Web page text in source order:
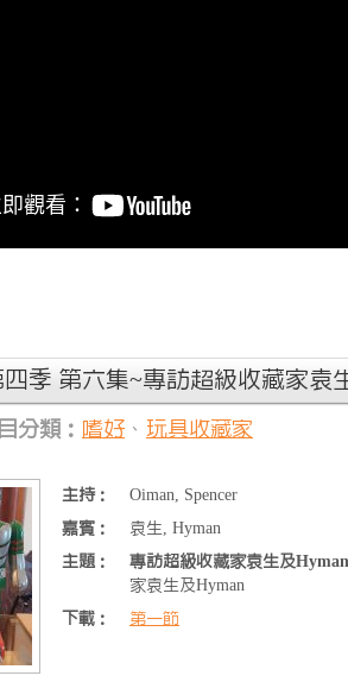
季 第六集~專訪超級收藏家袁
分類： 嗜好 、 玩具收藏家
主持：
Oiman, Spencer
嘉賓：
袁生, Hyman
主題：
專訪超級收藏家袁生及
家袁生及Hyman
下載：
第一節